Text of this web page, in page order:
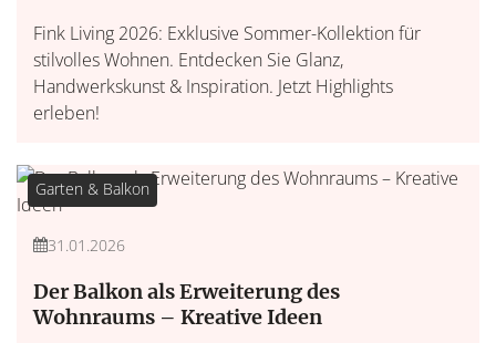
Fink Living 2026: Exklusive Sommer-Kollektion für
stilvolles Wohnen. Entdecken Sie Glanz,
Handwerkskunst & Inspiration. Jetzt Highlights
erleben!
Garten & Balkon
31.01.2026
Der Balkon als Erweiterung des
Wohnraums – Kreative Ideen